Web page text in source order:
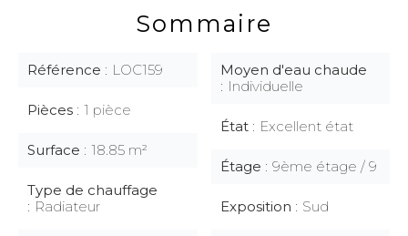
Sommaire
Référence LOC159
Pièces 1 pièce
Surface 18.85 m²
Type de chauffage
Radiateur
Moyen d'eau chaude
Individuelle
État Excellent état
Étage 9ème étage / 9
Exposition Sud